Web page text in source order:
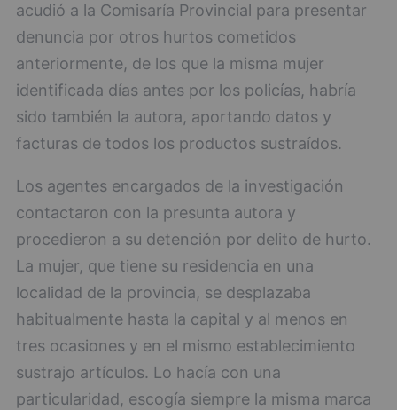
acudió a la Comisaría Provincial para presentar
denuncia por otros hurtos cometidos
anteriormente, de los que la misma mujer
identificada días antes por los policías, habría
sido también la autora, aportando datos y
facturas de todos los productos sustraídos.
Los agentes encargados de la investigación
contactaron con la presunta autora y
procedieron a su detención por delito de hurto.
La mujer, que tiene su residencia en una
localidad de la provincia, se desplazaba
habitualmente hasta la capital y al menos en
tres ocasiones y en el mismo establecimiento
sustrajo artículos. Lo hacía con una
particularidad, escogía siempre la misma marca